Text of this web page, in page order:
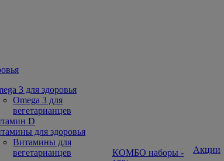
3 для здоровья
Omega 3 для
вегетарианцев
D
для здоровья
Витамины для
вегетарианцев
КОМБО наборы -
Акции